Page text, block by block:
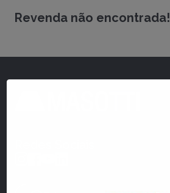
Revenda não encontrada!